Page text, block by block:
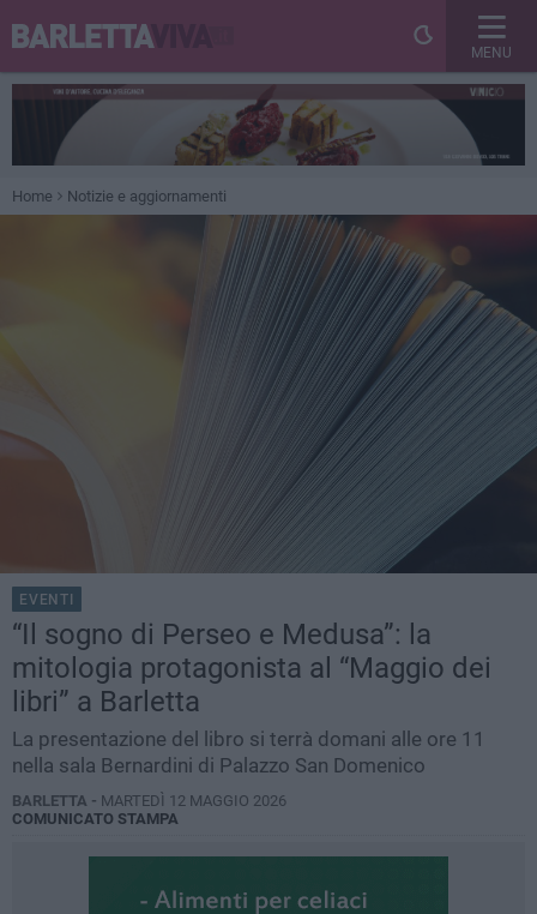
MENU
Home Notizie e aggiornamenti
EVENTI
“Il sogno di Perseo e Medusa”: la
mitologia protagonista al “Maggio dei
libri” a Barletta
La presentazione del libro si terrà domani alle ore 11
nella sala Bernardini di Palazzo San Domenico
BARLETTA - MARTEDÌ 12 MAGGIO 2026
COMUNICATO STAMPA